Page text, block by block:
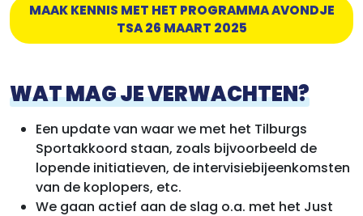
MAAK KENNIS MET HET PROGRAMMA AVONDJE
TSA 26 MAART 2025
WAT MAG JE VERWACHTEN?
Een update van waar we met het Tilburgs
Sportakkoord staan, zoals bijvoorbeeld de
lopende initiatieven, de intervisiebijeenkomsten
van de koplopers, etc.
We gaan actief aan de slag o.a. met het Just